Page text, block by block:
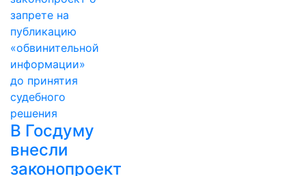
В Госдуму
внесли
законопроект